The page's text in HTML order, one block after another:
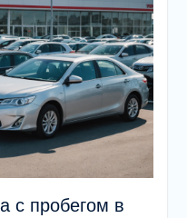
с пробегом в